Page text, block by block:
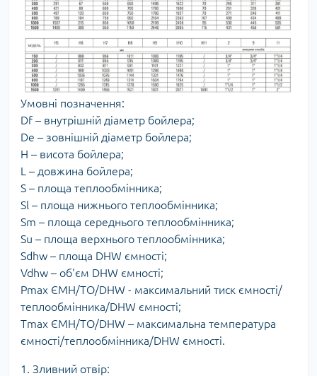
Умовні позначення:
Df – внутрішній діаметр бойлера;
De – зовнішній діаметр бойлера;
Н – висота бойлера;
L – довжина бойлера;
S – площа теплообмінника;
Sl – площа нижнього теплообмінника;
Sm – площа середнього теплообмінника;
Su – площа верхнього теплообмінника;
Sdhw – площа DHW ємності;
Vdhw – об'єм DHW ємності;
Pmax ЄМН/ТО/DHW - максимальний тиск ємності/
теплообмінника/DHW ємності;
Tmax ЄМН/ТО/DHW – максимальна температура
ємності/теплообмінника/DHW ємності.
1. Зливний отвір: